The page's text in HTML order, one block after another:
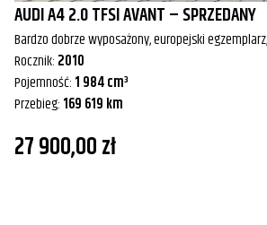
AUDI A4 2.0 TFSI AVANT – SPRZEDANY
Bardzo dobrze wyposażony, europejski
Rocznik: 2010
Pojemność: 1 984 cm³
Przebieg: 169 619 km
27 900,00 zł